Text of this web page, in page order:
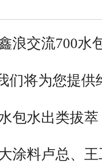
浪交流700水
们将为您提
包水出类拔萃
涂料卢总、